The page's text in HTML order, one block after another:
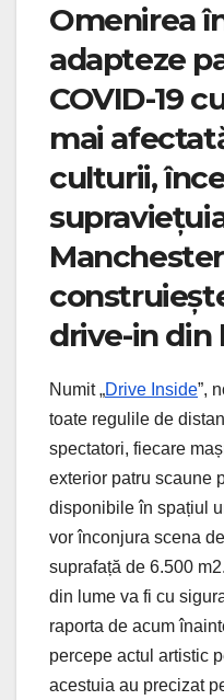
Omenirea
adapteze
COVID-19
mai
culturii,
drive-in din
Numit „Drive Inside”,
toate regulile de
spectatori, fiecare
exterior patru scaune
disponibile în spațiul
vor înconjura scena
suprafață de 6.500
din lume va fi cu
raporta de acum
percepe actul artistic
acestuia au precizat